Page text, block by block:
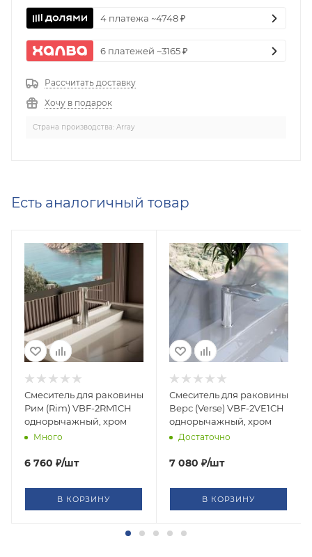
4 платежа ~4748 ₽
6 платежей ~3165 ₽
Рассчитать доставку
Хочу в подарок
Страна производства: Array
Есть аналогичный товар
Смеситель для раковины
Рим (Rim) VBF-2RM1CH
однорычажный, хром
Много
6 760 ₽/шт
В КОРЗИНУ
Смеситель для раковины
Верс (Verse) VBF-2VE1CH
однорычажный, хром
Достаточно
7 080 ₽/шт
В КОРЗИНУ